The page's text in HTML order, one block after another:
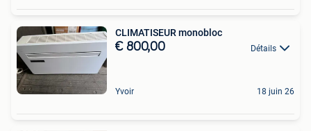
CLIMATISEUR monobloc
€ 800,00 Détails
Yvoir 18 juin 26